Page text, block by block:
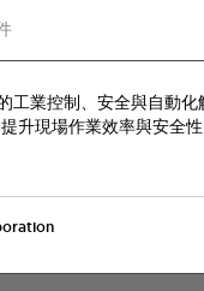
工業控制、安全與自動
升現場作業效率與安全